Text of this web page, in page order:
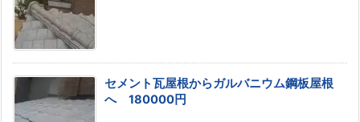
セメント瓦屋根からガルバニウム鋼板屋根
へ 180000円